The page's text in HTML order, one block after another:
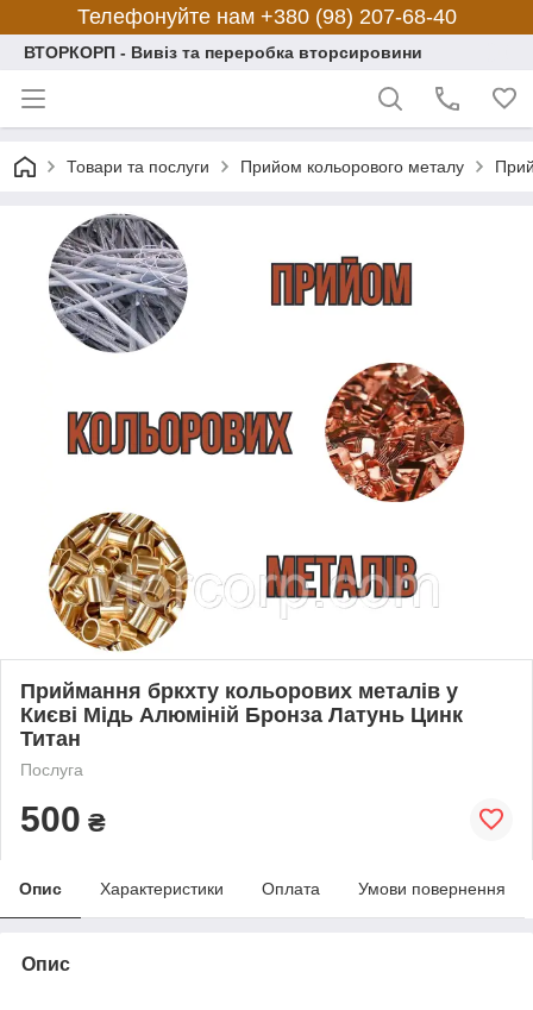
Телефонуйте нам +380 (98) 207-68-40
ВТОРКОРП - Вивіз та переробка вторсировини
Товари та послуги Прийом кольорового металу
Приймання бркхту кольорових металів у
Києві Мідь Алюміній Бронза Латунь Цинк
Титан
Послуга
500 ₴
Опис Характеристики Оплата Умови повернення
Опис